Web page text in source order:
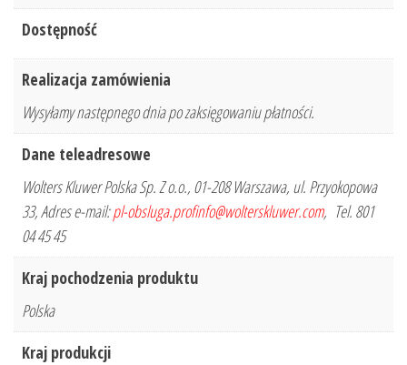
Dostępność
Realizacja zamówienia
Wysyłamy następnego dnia po zaksięgowaniu płatności.
Dane teleadresowe
Wolters Kluwer Polska Sp. Z o.o., 01-208 Warszawa, ul. Przyokopowa
33, Adres e-mail:pl-obsluga.profinfo@wolterskluwer.com, Tel. 801
04 45 45
Kraj pochodzenia produktu
Polska
Kraj produkcji